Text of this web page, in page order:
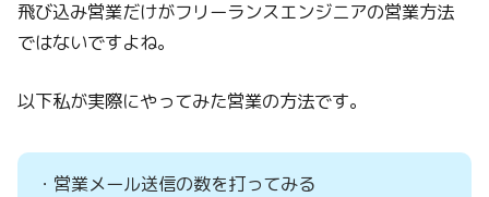
飛び込み営業だけがフリーランスエンジニアの営業方法
ではないですよね。
以下私が実際にやってみた営業の方法です。
・営業メール送信の数を打ってみる